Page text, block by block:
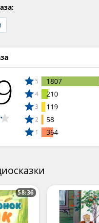
5 1807
4 210
3 119
2 58
1 364
58:36